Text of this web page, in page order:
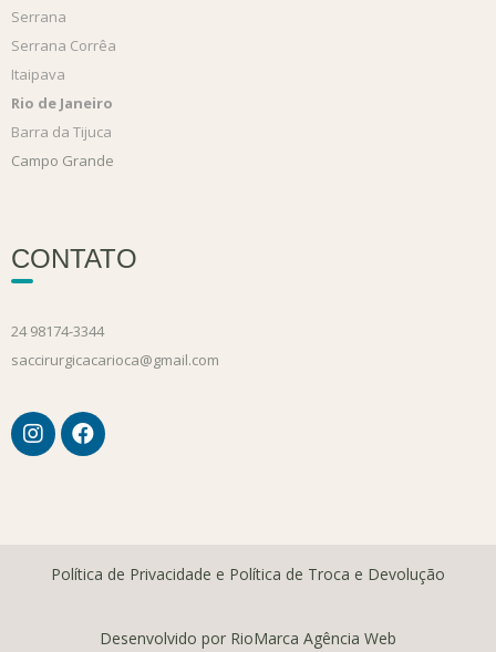
Serrana
Serrana Corrêa
Itaipava
Rio de Janeiro
Barra da Tijuca
Campo Grande
CONTATO
24 98174-3344
saccirurgicacarioca@gmail.com
Política de Privacidade e Política de Troca e Devolução
Desenvolvido por RioMarca Agência Web